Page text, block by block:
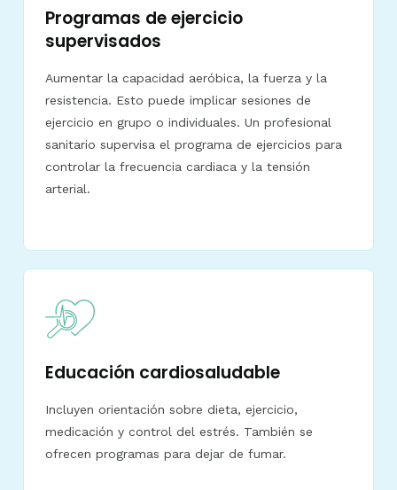
Programas de ejercicio
supervisados
Aumentar la capacidad aeróbica, la fuerza y la
resistencia. Esto puede implicar sesiones de
ejercicio en grupo o individuales. Un profesional
sanitario supervisa el programa de ejercicios para
controlar la frecuencia cardiaca y la tensión
arterial.
Educación cardiosaludable
Incluyen orientación sobre dieta, ejercicio,
medicación y control del estrés. También se
ofrecen programas para dejar de fumar.